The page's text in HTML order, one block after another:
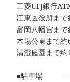
三菱UFJ銀行
江東区役所ま
富岡八幡宮ま
木場公園まで
清澄庭園まで
■駐車場